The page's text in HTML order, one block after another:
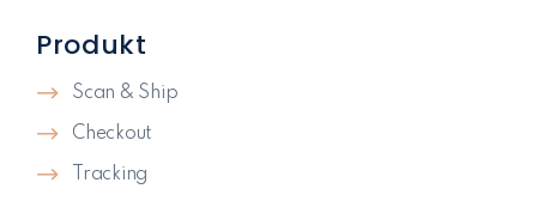
Produkt
Scan & Ship
Checkout
Tracking